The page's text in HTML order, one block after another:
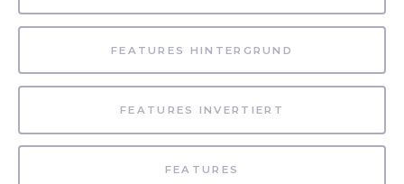
FEATURES HINTERGRUND
FEATURES INVERTIERT
FEATURES